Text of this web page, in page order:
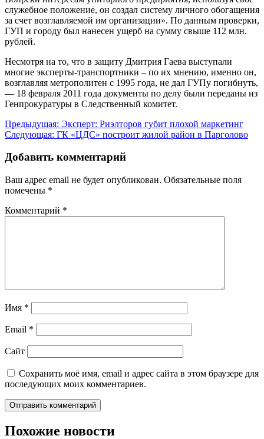
служебное положение, он создал систему личного обогащения
за счет возглавляемой им организации». По данным проверки,
ГУП и городу был нанесен ущерб на сумму свыше 112 млн.
рублей.
Несмотря на то, что в защиту Дмитрия Гаева выступали
многие эксперты-транспортники – по их мнению, именно он,
возглавляя метрополитен с 1995 года, не дал ГУПу погибнуть,
— 18 февраля 2011 года документы по делу были переданы из
Генпрокуратуры в Следственный комитет.
Навигация
по
записям
Предыдущая: Эксперт: Риэлторов губит плохой маркетинг
Следующая: ГК «ЦДС» построит жилой район в Парголово
Добавить комментарий
Ваш адрес email не будет опубликован. Обязательные поля
помечены *
Комментарий *
Имя *
Email *
Сайт
Сохранить моё имя, email и адрес сайта в этом браузере для
последующих моих комментариев.
Похожие новости